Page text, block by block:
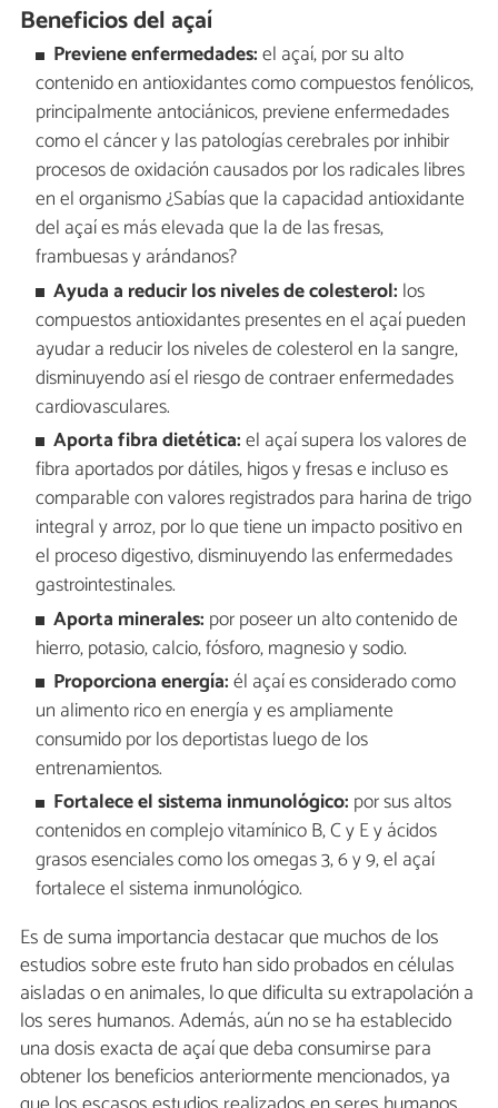
Beneficios del açaí
Previene enfermedades:el açaí, por su alto
contenido en antioxidantes como compuestos fenólicos,
principalmente antociánicos, previene enfermedades
como el cáncer y las patologías cerebrales por inhibir
procesos de oxidación causados por los radicales libres
en el organismo ¿Sabías que la capacidad antioxidante
del açaí es más elevada que la de las fresas,
frambuesas y arándanos?
Ayuda a reducir los niveles de colesterol: los
compuestos antioxidantes presentes en el açaí pueden
ayudar a reducir los niveles de colesterol en la sangre,
disminuyendo así el riesgo de contraer enfermedades
cardiovasculares.
Aporta fibra dietética:el açaí supera los valores de
fibra aportados por dátiles, higos y fresas e incluso es
comparable con valores registrados para harina de trigo
integral y arroz, por lo que tiene un impacto positivo en
el proceso digestivo, disminuyendo las enfermedades
gastrointestinales.
Aporta minerales: por poseer un alto contenido de
hierro, potasio, calcio, fósforo, magnesio y sodio.
Proporciona energía:él açaí es considerado como
un alimento rico en energía y es ampliamente
consumido por los deportistas luego de los
entrenamientos.
Fortalece el sistema inmunológico: por sus altos
contenidos en complejo vitamínico B, C y E y ácidos
grasos esenciales como los omegas 3, 6 y 9, el açaí
fortalece el sistema inmunológico.
Es de suma importancia destacar que muchos de los
estudios sobre este fruto han sido probados en células
aisladas o en animales, lo que dificulta su extrapolación a
los seres humanos. Además, aún no se ha establecido
una dosis exacta de açaí que deba consumirse para
obtener los beneficios anteriormente mencionados, ya